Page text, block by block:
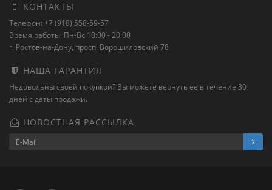
КОНТАКТЫ
Телефон: +7 (918) 558-59-57
Время работы: Пн-Вс 10:00 - 20:00
г. Ростов-на-Дону, просп. Ворошиловский 78
НАША ГАРАНТИЯ
Недовольны своей покупкой? Вы можете вернуть ее в течение 30
дней с даты продажи.
НОВОСТНАЯ РАССЫЛКА